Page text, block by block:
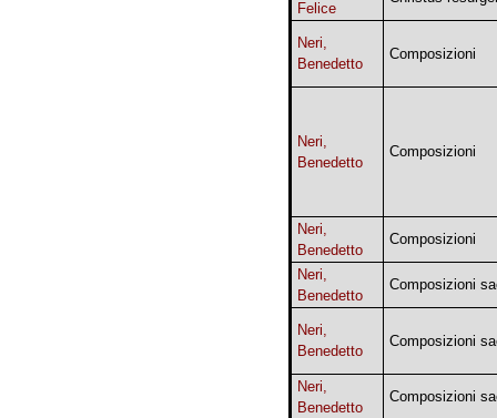
Felice
Neri,
Benedetto
Composizioni
Neri,
Benedetto
Composizioni
Neri,
Benedetto
Composizioni
Neri,
Benedetto
Composizioni
Neri,
Benedetto
Composizioni
Neri,
Benedetto
Composizioni